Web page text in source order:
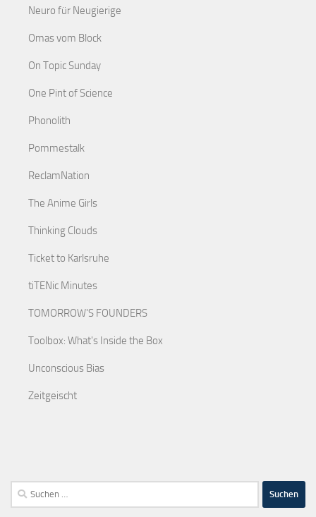
Neuro für Neugierige
Omas vom Block
On Topic Sunday
One Pint of Science
Phonolith
Pommestalk
ReclamNation
The Anime Girls
Thinking Clouds
Ticket to Karlsruhe
tiTENic Minutes
TOMORROW'S FOUNDERS
Toolbox: What's Inside the Box
Unconscious Bias
Zeitgeischt